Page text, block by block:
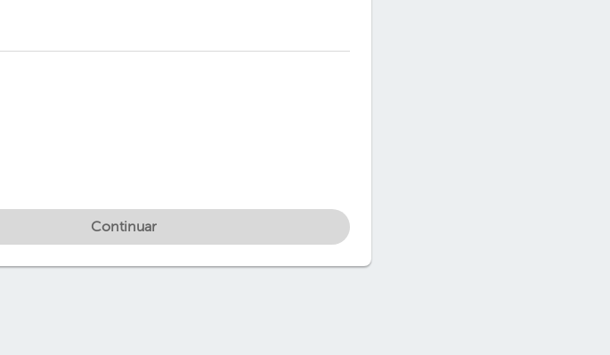
Continuar